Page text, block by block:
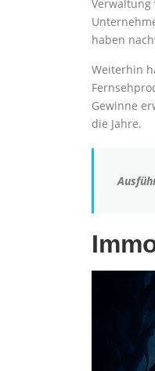
haben
Weiterhin
Gewinne
die Jahre.